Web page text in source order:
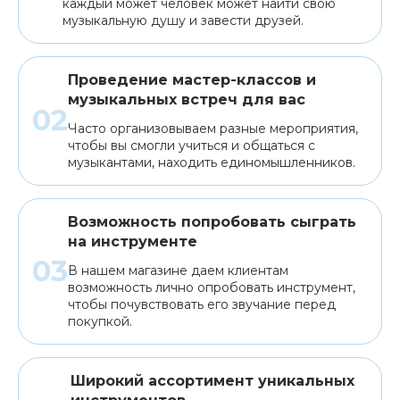
каждый может человек может найти свою
музыкальную душу и завести друзей.
Проведение мастер-классов и
музыкальных встреч для вас
Часто организовываем разные мероприятия,
чтобы вы смогли учиться и общаться с
музыкантами, находить единомышленников.
Возможность попробовать сыграть
на инструменте
В нашем магазине даем клиентам
возможность лично опробовать инструмент,
чтобы почувствовать его звучание перед
покупкой.
Широкий ассортимент уникальных